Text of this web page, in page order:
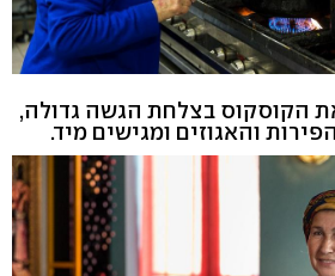
הקוסקוס בצלחת הגשה גדולה,
והאגוזים ומגישים מיד.